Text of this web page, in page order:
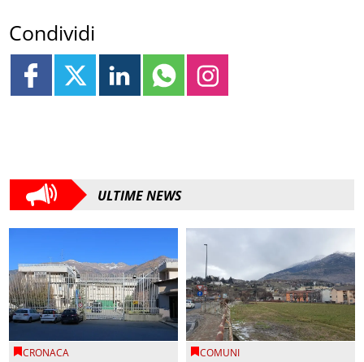
Condividi
ULTIME NEWS
CRONACA COMUNI